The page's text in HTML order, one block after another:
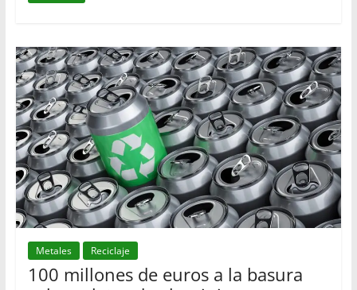
Metales Reciclaje
100 millones de euros a la basura